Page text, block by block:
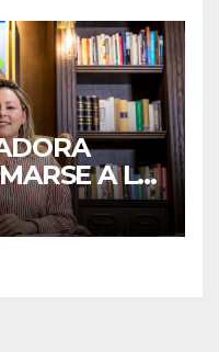
A LA
DE